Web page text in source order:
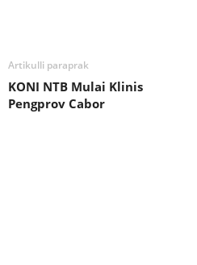
Artikulli paraprak
KONI NTB Mulai Klinis
Pengprov Cabor